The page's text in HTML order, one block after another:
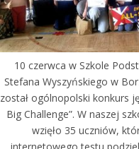
10 czerwca w Szkole
Stefana Wyszyńskiego w
został ogólnopolski konkurs
Big Challenge”. W naszej
wzięło 35 uczniów,